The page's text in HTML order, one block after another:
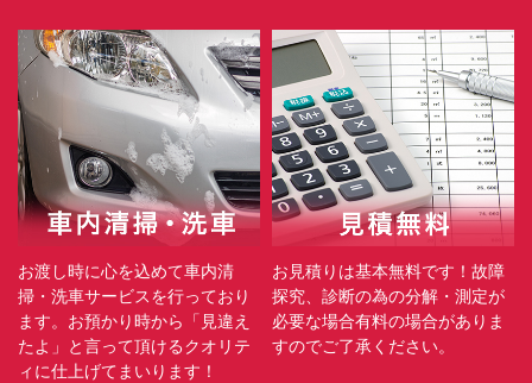
お渡し時に心を込めて車内清
掃・洗車サービスを行っており
ます。お預かり時から「見違え
たよ」と言って頂けるクオリテ
ィに仕上げてまいります！
お見積りは基本無料です！故障
探究、診断の為の分解・測定が
必要な場合有料の場合がありま
すのでご了承ください。